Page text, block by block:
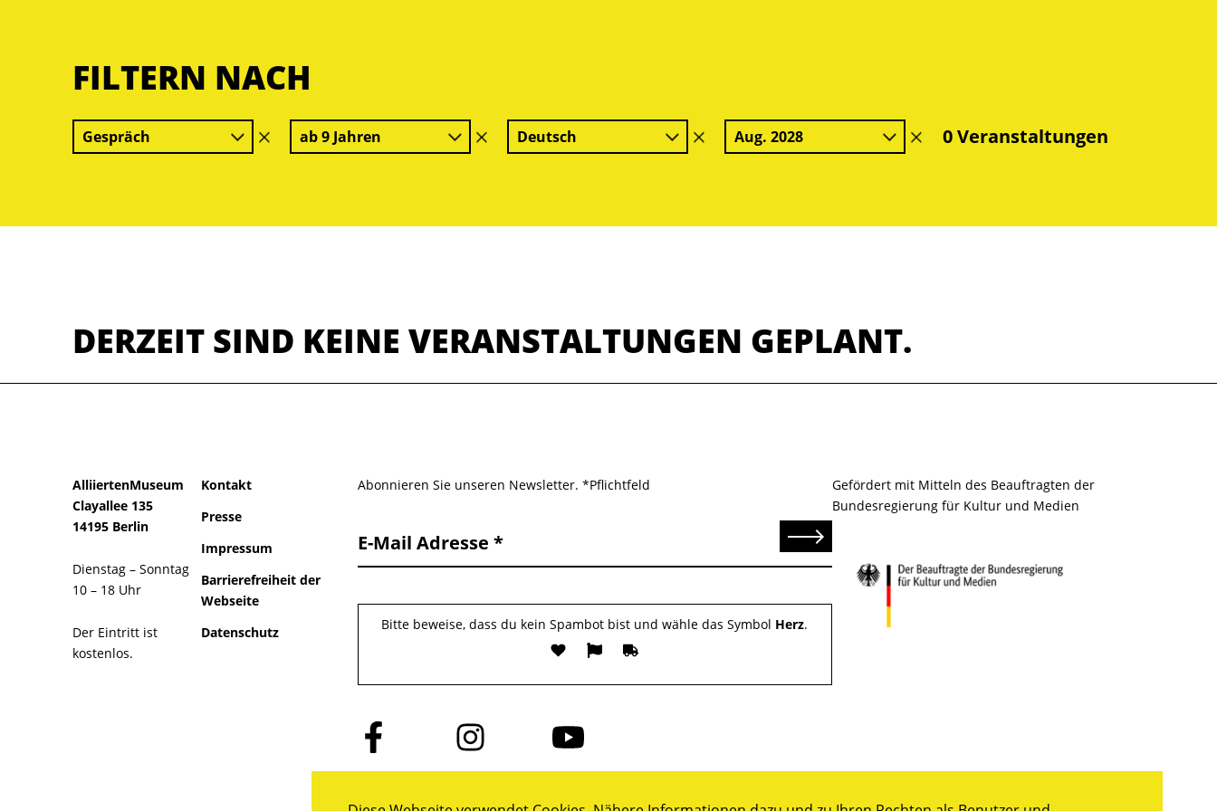
FILTERN NACH
Gespräch
Filter
löschen
ab 9 Jahren
Filter
löschen
Deutsch
Filter
löschen
Aug. 2028
Filter0 Veranstaltungen
DERZEIT SIND KEINE VERANSTALTUNGEN GEPLANT.
AlliiertenMuseum
Clayallee 135
14195 Berlin
Dienstag – Sonntag
10 – 18 Uhr
Der Eintritt ist
kostenlos.
Kontakt
Presse
Impressum
Barrierefreiheit der
Webseite
Datenschutz
Abonnieren Sie unseren Newsletter. *Pflichtfeld
E-Mail Adresse Senden
Bitte beweise, dass du kein Spambot bist und wähle das Symbol Herz.
Folge
uns
auf
Folge
uns
auf
Folge
uns
auf
Gefördert mit Mitteln des Beauftragten der
Bundesregierung für Kultur und Medien